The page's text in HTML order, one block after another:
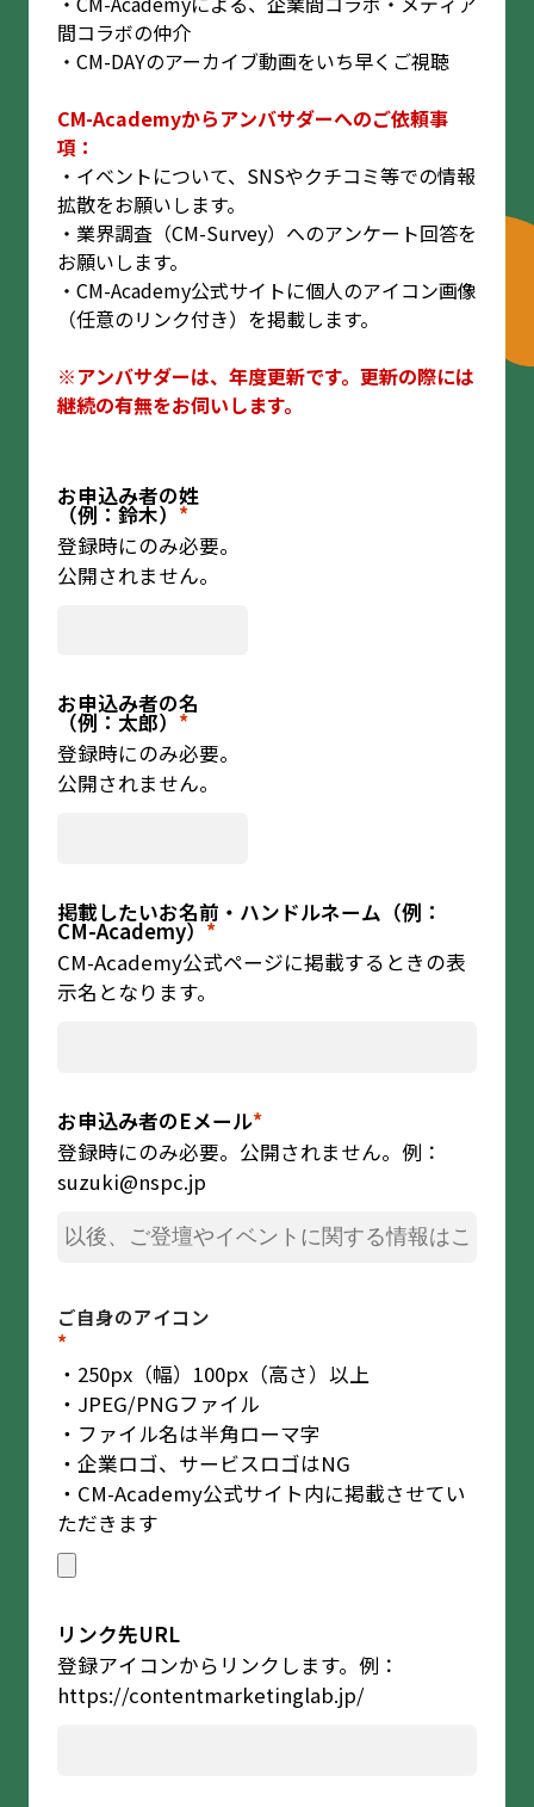
間コラボの仲介
・CM-DAYのアーカイブ動画をいち早くご視聴
CM-Academyからアンバサダーへのご依頼事
項：
・イベントについて、SNSやクチコミ等での情報
拡散をお願いします。
・業界調査（CM-Survey）へのアンケート回答を
お願いします。
・CM-Academy公式サイトに個人のアイコン画像
（任意のリンク付き）を掲載します。
※アンバサダーは、年度更新です。更新の際には
継続の有無をお伺いします。
お申込み者の姓
（例：鈴木） *
登録時にのみ必要。
公開されません。
お申込み者の名
（例：太郎） *
登録時にのみ必要。
公開されません。
掲載したいお名前・ハンドルネーム（例：
CM-Academy）*
CM-Academy公式ページに掲載するときの表
示名となります。
お申込み者のEメール*
登録時にのみ必要。公開されません。例：
suzuki@nspc.jp
ご自身のアイコン
*
・250px（幅）100px（高さ）以上
・JPEG/PNGファイル
・ファイル名は半角ローマ字
・企業ロゴ、サービスロゴはNG
・CM-Academy公式サイト内に掲載させてい
ただきます
リンク先URL
登録アイコンからリンクします。例：
https://contentmarketinglab.jp/